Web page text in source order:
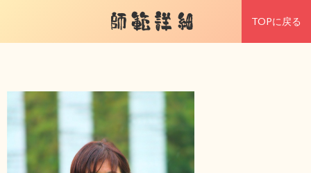
師範詳細 TOPに戻る